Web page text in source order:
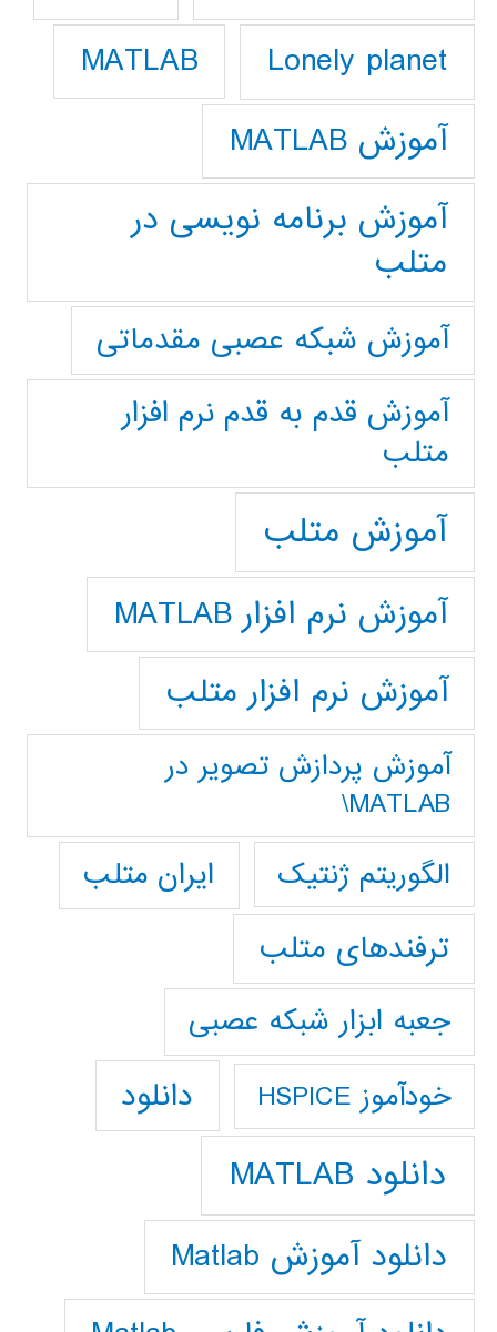
Lonely planet
MATLAB
آموزش MATLAB
آموزش برنامه نویسی در
متلب
آموزش شبکه عصبی مقدماتی
آموزش قدم به قدم نرم افزار
متلب
آموزش متلب
آموزش نرم افزار MATLAB
آموزش نرم افزار متلب
آموزش پردازش تصوير در
MATLAB\
الگوریتم ژنتیک
ایران متلب
ترفندهای متلب
جعبه ابزار شبکه عصبی
خودآموز HSPICE دانلود
دانلود MATLAB
دانلود آموزش Matlab